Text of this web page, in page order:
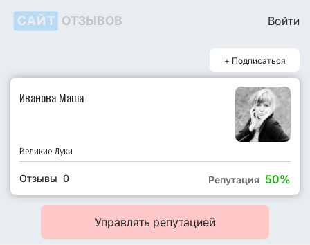
САЙТ ОТЗЫВОВ Войти
+ Подписаться
Иванова Маша
Великие Луки
Репутация 50%
Отзывы 0
Управлять репутацией